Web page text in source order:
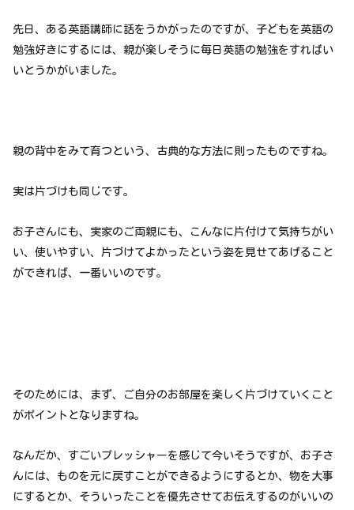
先日、ある英語講師に話をうかがったのですが、子どもを英語の
勉強好きにするには、親が楽しそうに毎日英語の勉強をすればい
いとうかがいました。
親の背中をみて育つという、古典的な方法に則ったものですね。
実は片づけも同じです。
お子さんにも、実家のご両親にも、こんなに片付けて気持ちがい
い、使いやすい、片づけてよかったという姿を見せてあげること
ができれば、一番いいのです。
そのためには、まず、ご自分のお部屋を楽しく片づけていくこと
がポイントとなりますね。
なんだか、すごいプレッシャーを感じて今いそうですが、お子さ
んには、ものを元に戻すことができるようにするとか、物を大事
にするとか、そういったことを優先させてお伝えするのがいいの